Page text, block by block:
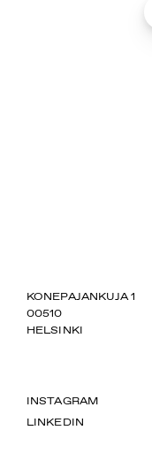
SUOMIAREENA
KONEPAJANKUJA 1
00510
HELSINKI
INSTAGRAM
LINKEDIN